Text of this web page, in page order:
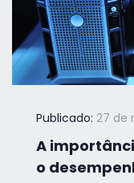
Publicado: 27 de
A
o